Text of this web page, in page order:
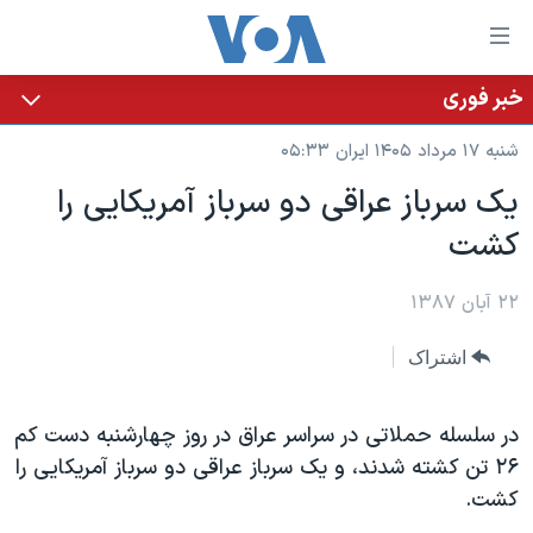
لینکهای
قابل
دسترسی
جهش
محتوای
اصلی
به
اصلی
به
جستجو
خانه
نسخه سبک وب‌سایت
موضوع ها
ایران
آمریکا
گزیده‌ها
ویژه برنامه‌ها
برنامه های تلویزیونی
جدول برنامه ها
صفحه‌های ویژه
عملیات خشم حماسی
۲۵۰سالگی آمریکا
پخش رادیویی
یادگیری زبان انگلیسی
خبر فوری
شنبه ۱۷ مرداد ۱۴۰۵ ایران ۰۵:۳۳
یک سرباز عراقی دو سرباز آمریکايی را
کشت
۲۲ آبان ۱۳۸۷
اشتراک
در سلسله حملاتی در سراسر عراق در روز چهارشنبه دست کم
۲۶ تن کشته شدند، و یک سرباز عراقی دو سرباز آمریکايی را
کشت.